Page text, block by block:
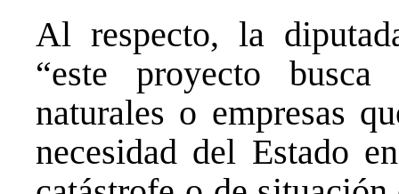
Al respecto, la
“este proyecto busca
naturales o empresas
necesidad del Estado